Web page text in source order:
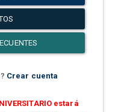
Crear cuenta
estará